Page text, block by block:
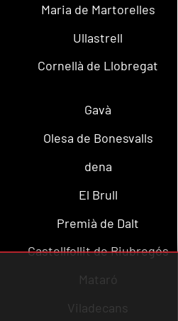
Maria de Martorelles
Ullastrell
Cornellà de Llobregat
Gavà
Olesa de Bonesvalls
dena
El Brull
Premià de Dalt
Castellfollit de Riubregós
Mataró
Viladecans